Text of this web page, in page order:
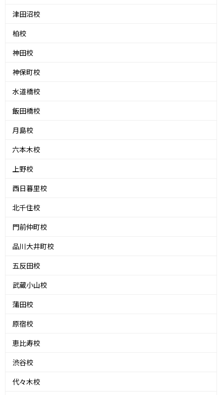
津田沼校
柏校
神田校
神保町校
水道橋校
飯田橋校
月島校
六本木校
上野校
西日暮里校
北千住校
門前仲町校
品川大井町校
五反田校
武蔵小山校
蒲田校
原宿校
恵比寿校
渋谷校
代々木校